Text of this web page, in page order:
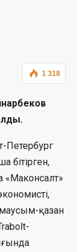
1 318
Петербург
бітірген,
қазан